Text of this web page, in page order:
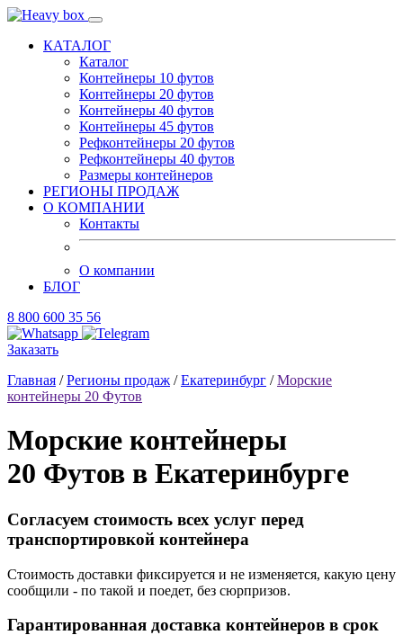
КАТАЛОГ
Каталог
Контейнеры 10 футов
Контейнеры 20 футов
Контейнеры 40 футов
Контейнеры 45 футов
Рефконтейнеры 20 футов
Рефконтейнеры 40 футов
Размеры контейнеров
РЕГИОНЫ ПРОДАЖ
О КОМПАНИИ
Контакты
О компании
БЛОГ
8 800 600 35 56
Заказать
Главная /Регионы продаж /Екатеринбург /Морские
контейнеры 20 Футов
Морские контейнеры
20 Футов в Екатеринбурге
Согласуем стоимость всех услуг перед
транспортировкой контейнера
Стоимость доставки фиксируется и не изменяется, какую цену
сообщили - по такой и поедет, без сюрпризов.
Гарантированная доставка контейнеров в срок